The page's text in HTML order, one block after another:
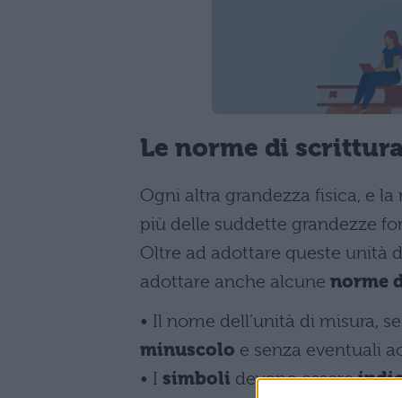
Le norme di
Ogni altra grandezza fisica, e
più delle suddette grandezze
Oltre ad adottare queste unità
adottare anche alcune norme
• Il nome dell’unità di misura,
minuscolo e senza eventuali
• I simboli devono essere